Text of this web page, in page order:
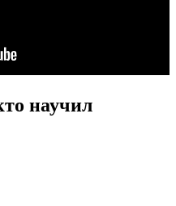
научил